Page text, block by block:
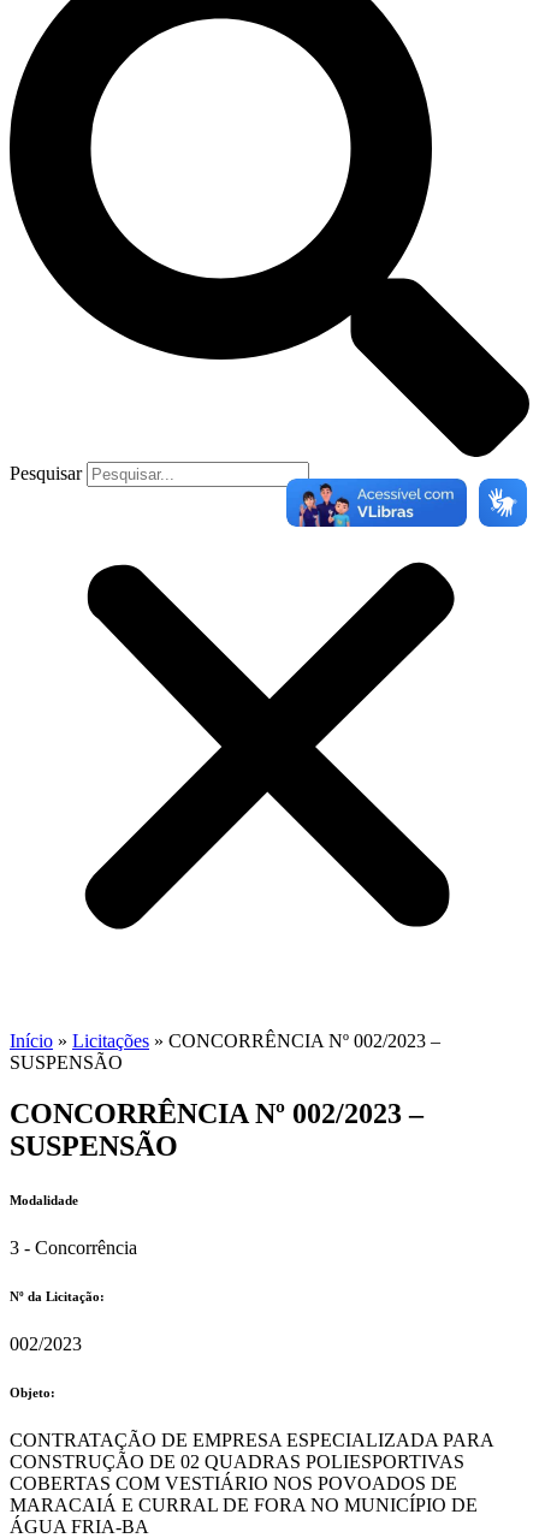
Pesquisar
Início » Licitações » CONCORRÊNCIA Nº 002/2023 –
SUSPENSÃO
CONCORRÊNCIA Nº 002/2023 –
SUSPENSÃO
Modalidade
3 - Concorrência
Nº da Licitação: ​​
002/2023
Objeto:
CONTRATAÇÃO DE EMPRESA ESPECIALIZADA PARA
CONSTRUÇÃO DE 02 QUADRAS POLIESPORTIVAS
COBERTAS COM VESTIÁRIO NOS POVOADOS DE
MARACAIÁ E CURRAL DE FORA NO MUNICÍPIO DE
ÁGUA FRIA-BA